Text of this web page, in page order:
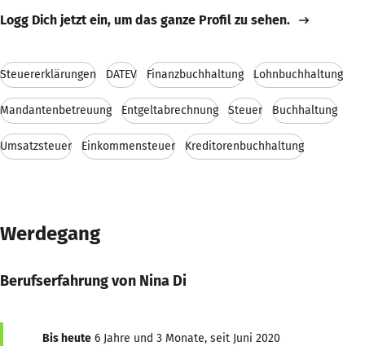
Logg Dich jetzt ein, um das ganze Profil zu sehen.
Steuererklärungen DATEV Finanzbuchhaltung Lohnbuchhaltung
Mandantenbetreuung Entgeltabrechnung Steuer Buchhaltung
Umsatzsteuer Einkommensteuer Kreditorenbuchhaltung
Werdegang
Berufserfahrung von Nina Di
Bis heute 6 Jahre und 3 Monate, seit Juni 2020